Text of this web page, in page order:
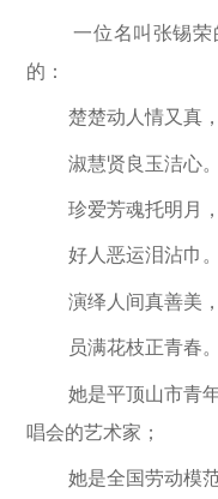
一位名叫张锡
的：
楚楚动人情又真，
淑慧贤良玉洁心。
珍爱芳魂托明月，
好人恶运泪沾巾。
演绎人间真善美，
员满花枝正青春。
她是平顶山市青
唱会的艺术家；
她是全国劳动模